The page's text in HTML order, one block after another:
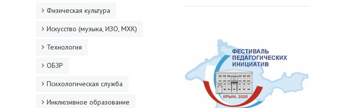
Физическая культура
Искусство (музыка, ИЗО, МХК)
Технология
ОБЗР
Психологическая служба
Инклюзивное образование